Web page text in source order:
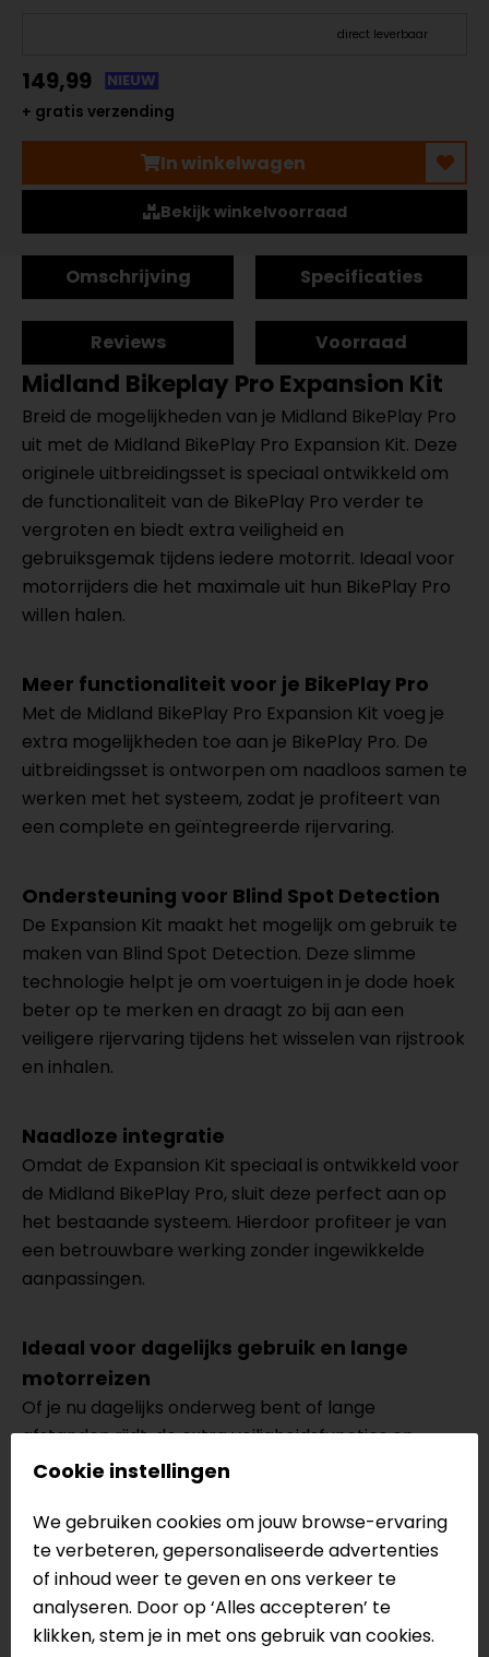
direct leverbaar
149,99
NIEUW
+ gratis verzending
In winkelwagen
Bekijk winkelvoorraad
Omschrijving Specificaties
Reviews Voorraad
Midland Bikeplay Pro Expansion Kit
Breid de mogelijkheden van je Midland BikePlay Pro
uit met de Midland BikePlay Pro Expansion Kit. Deze
originele uitbreidingsset is speciaal ontwikkeld om
de functionaliteit van de BikePlay Pro verder te
vergroten en biedt extra veiligheid en
gebruiksgemak tijdens iedere motorrit. Ideaal voor
motorrijders die het maximale uit hun BikePlay Pro
willen halen.
Meer functionaliteit voor je BikePlay Pro
Met de Midland BikePlay Pro Expansion Kit voeg je
extra mogelijkheden toe aan je BikePlay Pro. De
uitbreidingsset is ontworpen om naadloos samen te
werken met het systeem, zodat je profiteert van
een complete en geïntegreerde rijervaring.
Ondersteuning voor Blind Spot Detection
De Expansion Kit maakt het mogelijk om gebruik te
maken van Blind Spot Detection. Deze slimme
technologie helpt je om voertuigen in je dode hoek
beter op te merken en draagt zo bij aan een
veiligere rijervaring tijdens het wisselen van rijstrook
en inhalen.
Naadloze integratie
Omdat de Expansion Kit speciaal is ontwikkeld voor
de Midland BikePlay Pro, sluit deze perfect aan op
het bestaande systeem. Hierdoor profiteer je van
een betrouwbare werking zonder ingewikkelde
aanpassingen.
Ideaal voor dagelijks gebruik en lange
motorreizen
Of je nu dagelijks onderweg bent of lange
afstanden rijdt, de extra veiligheidsfuncties en
uitgebreide mogelijkheden zorgen voor meer
Wordt geleverd met:
2 bandenspanningssensoren met
bevestigingsaccessoires
2 FULL HD 1080p videocamera's
Cookie instellingen
We gebruiken cookies om jouw browse-ervaring
te verbeteren, gepersonaliseerde advertenties
of inhoud weer te geven en ons verkeer te
analyseren. Door op ‘Alles accepteren’ te
klikken, stem je in met ons gebruik van cookies.